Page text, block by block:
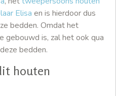
Elisa en is hierdoor dus
bedden. Omdat het
gebouwd is, zal het ook qua
bedden.
houten